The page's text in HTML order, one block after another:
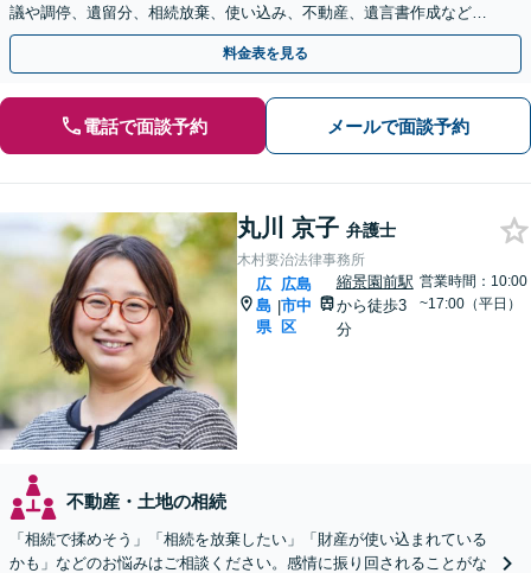
議や調停、遺留分、相続放棄、使い込み、不動産、遺言書作成など、
実績豊富。状況に応じて税理士や司法書士などご紹介。
料金表を見る
電話で面談予約 メールで面談予約
丸川 京子 弁護士
木村要治法律事務所
広
島
県
|
広島
市中
区
縮景園前駅
から徒歩3
分
営業時間：10:00
~17:00（平日）
不動産・土地の相続
「相続で揉めそう」「相続を放棄したい」「財産が使い込まれている
かも」などのお悩みはご相談ください。感情に振り回されることがな